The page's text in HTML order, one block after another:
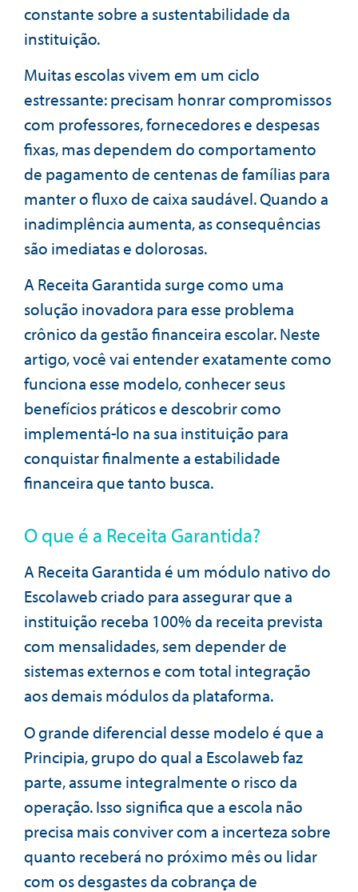
constante sobre a sustentabilidade da
instituição.
Muitas escolas vivem em um ciclo
estressante: precisam honrar compromissos
com professores, fornecedores e despesas
fixas, mas dependem do comportamento
de pagamento de centenas de famílias para
manter o fluxo de caixa saudável. Quando a
inadimplência aumenta, as consequências
são imediatas e dolorosas.
A Receita Garantida surge como uma
solução inovadora para esse problema
crônico da gestão financeira escolar. Neste
artigo, você vai entender exatamente como
funciona esse modelo, conhecer seus
benefícios práticos e descobrir como
implementá-lo na sua instituição para
conquistar finalmente a estabilidade
financeira que tanto busca.
O que é a Receita Garantida?
A Receita Garantida é um módulo nativo do
Escolaweb criado para assegurar que a
instituição receba 100% da receita prevista
com mensalidades, sem depender de
sistemas externos e com total integração
aos demais módulos da plataforma.
O grande diferencial desse modelo é que a
Principia, grupo do qual a Escolaweb faz
parte, assume integralmente o risco da
operação. Isso significa que a escola não
precisa mais conviver com a incerteza sobre
quanto receberá no próximo mês ou lidar
com os desgastes da cobrança de